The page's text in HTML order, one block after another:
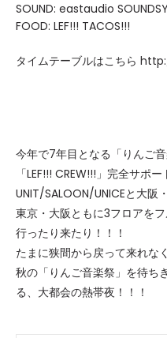
SOUND: eastaudio
FOOD: LEF!!! TACOS!!!
タイムテーブルはこちら
今年で7年目となる「りんご
「LEF!!! CREW!!!」完全サポ
UNIT/SALOON/UNICEと大阪
東京・大阪ともに3フロアを
行ったり来たり！！！
たまに狭間から戻って来れな
秋の「りんご音楽祭」を待ち
る、大都会の熱帯夜！！！